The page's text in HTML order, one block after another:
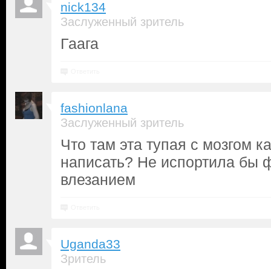
nick134
Заслуженный зритель
Гаага
fashionlana
Заслуженный зритель
Что там эта тупая с мозгом
написать? Не испортила бы
влезанием
Uganda33
Зритель